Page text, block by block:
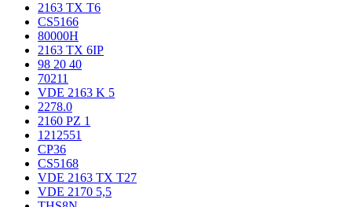
2163 TX T6
CS5166
80000H
2163 TX 6IP
98 20 40
70211
VDE 2163 K 5
2278.0
2160 PZ 1
1212551
CP36
CS5168
VDE 2163 TX T27
VDE 2170 5,5